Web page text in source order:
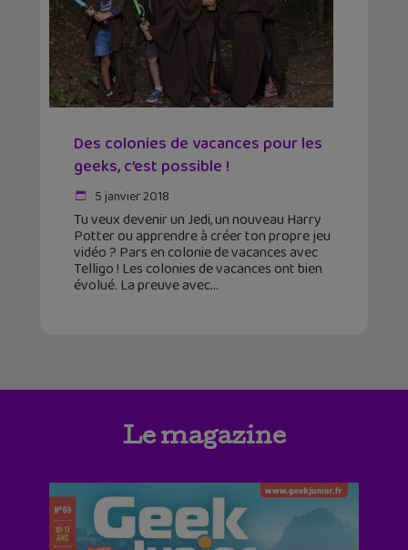
Des colonies de vacances pour les
geeks, c’est possible !
5 janvier 2018
Tu veux devenir un Jedi, un nouveau Harry
Potter ou apprendre à créer ton propre jeu
vidéo ? Pars en colonie de vacances avec
Telligo ! Les colonies de vacances ont bien
évolué. La preuve avec
Le magazine